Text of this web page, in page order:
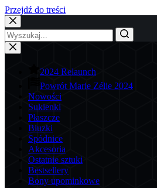
Przejdź do treści
2024 Relaunch
Powrót Marie Zélie 2024
Nowości
Sukienki
Płaszcze
Bluzki
Spódnice
Akcesoria
Ostatnie sztuki
Bestsellery
Bony upominkowe